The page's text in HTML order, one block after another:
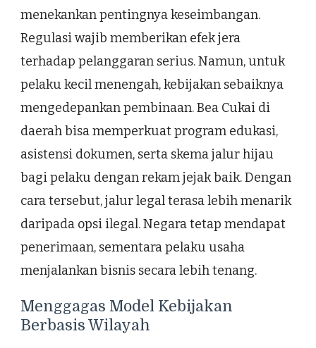
menekankan pentingnya keseimbangan.
Regulasi wajib memberikan efek jera
terhadap pelanggaran serius. Namun, untuk
pelaku kecil menengah, kebijakan sebaiknya
mengedepankan pembinaan. Bea Cukai di
daerah bisa memperkuat program edukasi,
asistensi dokumen, serta skema jalur hijau
bagi pelaku dengan rekam jejak baik. Dengan
cara tersebut, jalur legal terasa lebih menarik
daripada opsi ilegal. Negara tetap mendapat
penerimaan, sementara pelaku usaha
menjalankan bisnis secara lebih tenang.
Menggagas Model Kebijakan
Berbasis Wilayah